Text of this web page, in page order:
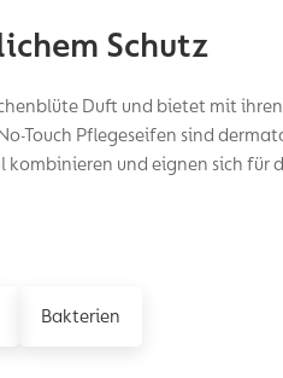
Schutz
Duft und bietet mit
Touch Pflegeseifen sind
kombinieren und eignen sich
Bakterien